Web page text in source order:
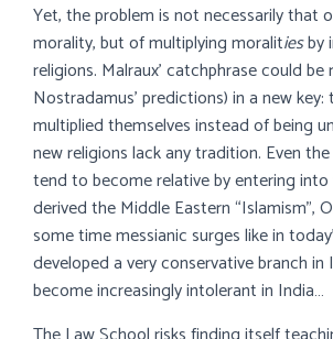
Yet, the problem is not necessarily that
morality, but of multiplying moralitiesby
religions. Malraux’ catchphrase could
Nostradamus’ predictions) in a new key:
multiplied themselves instead of being
new religions lack any tradition. Even
tend to become relative by entering
derived the Middle Eastern “Islamism”,
some time messianic surges like in
developed a very conservative branch in
become increasingly intolerant in India…